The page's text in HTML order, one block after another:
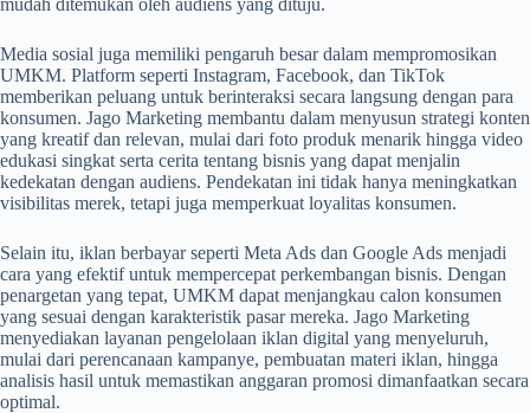
Media sosial juga memiliki pengaruh besar dalam mempromosikan
UMKM. Platform seperti Instagram, Facebook, dan TikTok
memberikan peluang untuk berinteraksi secara langsung dengan para
konsumen. Jago Marketing membantu dalam menyusun strategi konten
yang kreatif dan relevan, mulai dari foto produk menarik hingga video
edukasi singkat serta cerita tentang bisnis yang dapat menjalin
kedekatan dengan audiens. Pendekatan ini tidak hanya meningkatkan
visibilitas merek, tetapi juga memperkuat loyalitas konsumen.
Selain itu, iklan berbayar seperti Meta Ads dan Google Ads menjadi
cara yang efektif untuk mempercepat perkembangan bisnis. Dengan
penargetan yang tepat, UMKM dapat menjangkau calon konsumen
yang sesuai dengan karakteristik pasar mereka. Jago Marketing
menyediakan layanan pengelolaan iklan digital yang menyeluruh,
mulai dari perencanaan kampanye, pembuatan materi iklan, hingga
analisis hasil untuk memastikan anggaran promosi dimanfaatkan secara
optimal.